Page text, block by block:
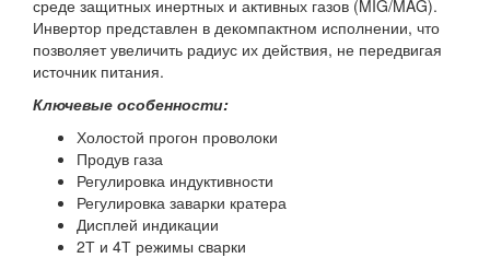
среде защитных инертных и активных газов (MIG/MAG).
Инвертор представлен в декомпактном исполнении, что
позволяет увеличить радиус их действия, не передвигая
источник питания.
Ключевые особенности:
Холостой прогон проволоки
Продув газа
Регулировка индуктивности
Регулировка заварки кратера
Дисплей индикации
2Т и 4Т режимы сварки